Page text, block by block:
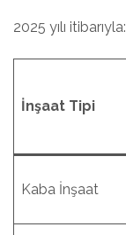
2025 yılı itibarıyla:
İnşaat Tipi
Kaba İnşaat